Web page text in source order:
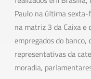
Paulo na última
na matriz 3 da Caixa e
empregados do
representativas da
moradia,